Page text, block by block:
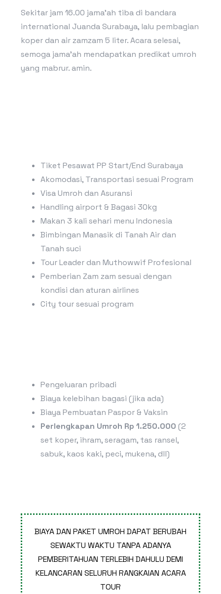
Sekitar jam 16.00 jama’ah tiba di bandara
international Juanda Surabaya, lalu pembagian
koper dan air zamzam 5 liter. Acara selesai,
semoga jama’ah mendapatkan predikat umroh
yang mabrur. amin.
Tiket Pesawat PP Start/End Surabaya
Akomodasi, Transportasi sesuai Program
Visa Umroh dan Asuransi
Handling airport & Bagasi 30kg
Makan 3 kali sehari menu Indonesia
Bimbingan Manasik di Tanah Air dan
Tanah suci
Tour Leader dan Muthowwif Profesional
Pemberian Zam zam sesuai dengan
kondisi dan aturan airlines
City tour sesuai program
Pengeluaran pribadi
Biaya kelebihan bagasi (jika ada)
Biaya Pembuatan Paspor & Vaksin
Perlengkapan Umroh Rp 1.250.000 (2
set koper, ihram, seragam, tas ransel,
sabuk, kaos kaki, peci, mukena, dll)
BIAYA DAN PAKET UMROH DAPAT BERUBAH
SEWAKTU WAKTU TANPA ADANYA
PEMBERITAHUAN TERLEBIH DAHULU DEMI
KELANCARAN SELURUH RANGKAIAN ACARA
TOUR